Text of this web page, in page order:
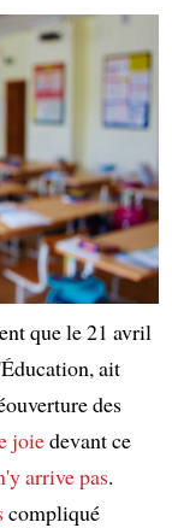
que le 21 avril
ait
des
joiedevant ce
arrive pas.
compliqué